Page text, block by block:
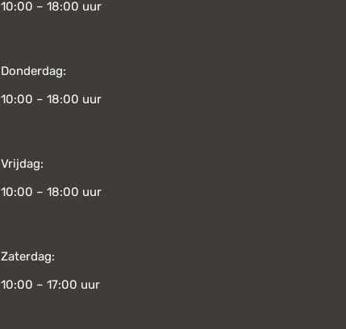
10:00 – 18:00 uur
Donderdag:
10:00 – 18:00 uur
Vrijdag:
10:00 – 18:00 uur
Zaterdag:
10:00 – 17:00 uur